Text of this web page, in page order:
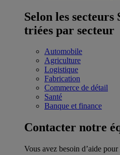
Selon les secteurs
triées par secteur
Automobile
Agriculture
Logistique
Fabrication
Commerce de détail
Santé
Banque et finance
Contacter notre
Vous avez besoin d’aide